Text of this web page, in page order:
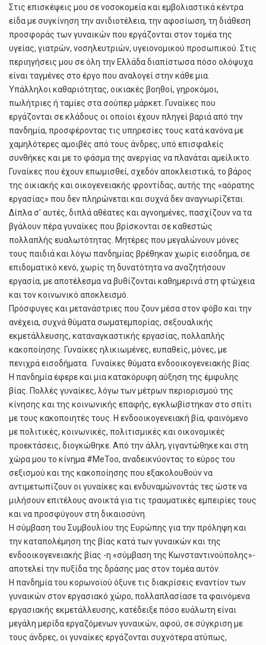
Στις επισκέψεις μου σε νοσοκομεία και εμβολιαστικά κέντρα
είδα με συγκίνηση την ανιδιοτέλεια, την αφοσίωση, τη διάθεση
προσφοράς των γυναικών που εργάζονται στον τομέα της
υγείας, γιατρών, νοσηλευτριών, υγειονομικού προσωπικού. Στις
περιηγήσεις μου σε όλη την Ελλάδα διαπίστωσα πόσο ολόψυχα
είναι ταγμένες στο έργο που αναλογεί στην κάθε μια.
Υπάλληλοι καθαριότητας, οικιακές βοηθοί, γηροκόμοι,
πωλήτριες ή ταμίες στα σούπερ μάρκετ. Γυναίκες που
εργάζονται σε κλάδους οι οποίοι έχουν πληγεί βαριά από την
πανδημία, προσφέροντας τις υπηρεσίες τους κατά κανόνα με
χαμηλότερες αμοιβές από τους άνδρες, υπό επισφαλείς
συνθήκες και με το φάσμα της ανεργίας να πλανάται αμείλικτο.
Γυναίκες που έχουν επωμισθεί, σχεδόν αποκλειστικά, το βάρος
της οικιακής και οικογενειακής φροντίδας, αυτής της «αόρατης
εργασίας» που δεν πληρώνεται και συχνά δεν αναγνωρίζεται.
Δίπλα σ’ αυτές, διπλά αθέατες και αγνοημένες, πασχίζουν να τα
βγάλουν πέρα γυναίκες που βρίσκονται σε καθεστώς
πολλαπλής ευαλωτότητας. Μητέρες που μεγαλώνουν μόνες
τους παιδιά και λόγω πανδημίας βρέθηκαν χωρίς εισόδημα, σε
επιδοματικό κενό, χωρίς τη δυνατότητα να αναζητήσουν
εργασία, με αποτέλεσμα να βυθίζονται καθημερινά στη φτώχεια
και τον κοινωνικό αποκλεισμό.
Πρόσφυγες και μετανάστριες που ζουν μέσα στον φόβο και την
ανέχεια, συχνά θύματα σωματεμπορίας, σεξουαλικής
εκμετάλλευσης, καταναγκαστικής εργασίας, πολλαπλής
κακοποίησης. Γυναίκες ηλικιωμένες, ευπαθείς, μόνες, με
πενιχρά εισοδήματα. Γυναίκες θύματα ενδοοικογενειακής βίας.
Η πανδημία έφερε και μια κατακόρυφη αύξηση της έμφυλης
βίας. Πολλές γυναίκες, λόγω των μέτρων περιορισμού της
κίνησης και της κοινωνικής επαφής, εγκλωβίστηκαν στο σπίτι
με τους κακοποιητές τους. Η ενδοοικογενειακή βία, φαινόμενο
με πολιτικές, κοινωνικές, πολιτισμικές και οικονομικές
προεκτάσεις, διογκώθηκε. Από την άλλη, γιγαντώθηκε και στη
χώρα μου το κίνημα #MeToo, αναδεικνύοντας το εύρος του
σεξισμού και της κακοποίησης που εξακολουθούν να
αντιμετωπίζουν οι γυναίκες και ενδυναμώνοντάς τες ώστε να
μιλήσουν επιτέλους ανοικτά για τις τραυματικές εμπειρίες τους
και να προσφύγουν στη δικαιοσύνη.
Η σύμβαση του Συμβουλίου της Ευρώπης για την πρόληψη και
την καταπολέμηση της βίας κατά των γυναικών και της
ενδοοικογενειακής βίας -η «σύμβαση της Κωνσταντινούπολης»-
αποτελεί την πυξίδα της δράσης μας στον τομέα αυτόν.
Η πανδημία του κορωνοϊού όξυνε τις διακρίσεις εναντίον των
γυναικών στον εργασιακό χώρο, πολλαπλασίασε τα φαινόμενα
εργασιακής εκμετάλλευσης, κατέδειξε πόσο ευάλωτη είναι
μεγάλη μερίδα εργαζόμενων γυναικών, αφού, σε σύγκριση με
τους άνδρες, οι γυναίκες εργάζονται συχνότερα ατύπως,